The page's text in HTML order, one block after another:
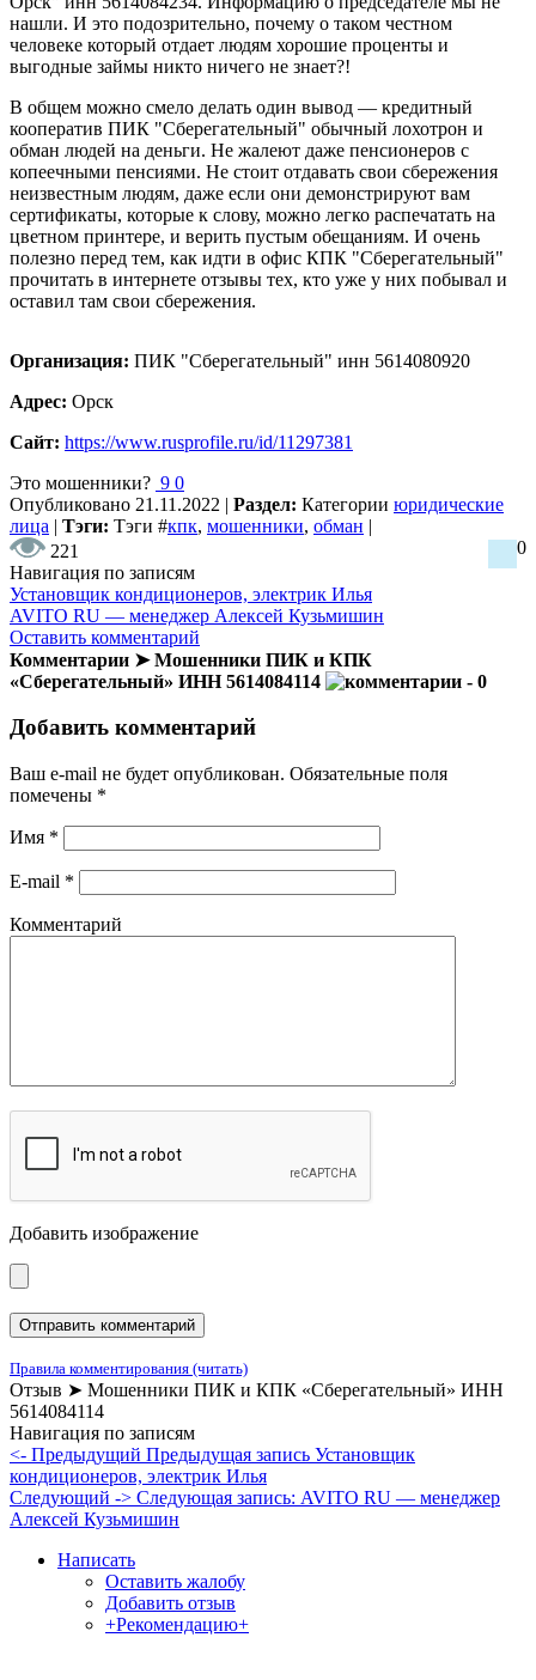
нашли. И это подозрительно, почему о таком честном
человеке который отдает людям хорошие проценты и
выгодные займы никто ничего не знает?!
В общем можно смело делать один вывод — кредитный
кооператив ПИК "Сберегательный" обычный лохотрон и
обман людей на деньги. Не жалеют даже пенсионеров с
копеечными пенсиями. Не стоит отдавать свои сбережения
неизвестным людям, даже если они демонстрируют вам
сертификаты, которые к слову, можно легко распечатать на
цветном принтере, и верить пустым обещаниям. И очень
полезно перед тем, как идти в офис КПК "Сберегательный"
прочитать в интернете отзывы тех, кто уже у них побывал и
оставил там свои сбережения.
Организация: ПИК "Сберегательный" инн 5614080920
Адрес: Орск
Сайт: https://www.rusprofile.ru/id/11297381
Это мошенники? 9 0
Опубликовано 21.11.2022 | Раздел: Категории юридические
лица | Тэги: Тэги #кпк, мошенники, обман |
221
0
Навигация по записям
Установщик кондиционеров, электрик Илья
AVITO RU — менеджер Алексей Кузьмишин
Оставить комментарий
Комментарии ➤ Мошенники ПИК и КПК
«Сберегательный» ИНН 5614084114
- 0
Добавить комментарий
Ваш e-mail не будет опубликован. Обязательные поля
помечены *
Имя *
E-mail *
Комментарий
Добавить изображение
Правила комментирования (читать)
Отзыв ➤ Мошенники ПИК и КПК «Сберегательный» ИНН
5614084114
Навигация по записям
<- Предыдущий Предыдущая запись Установщик
кондиционеров, электрик Илья
Следующий -> Следующая запись: AVITO RU — менеджер
Алексей Кузьмишин
Написать
Оставить жалобу
Добавить отзыв
+Рекомендацию+